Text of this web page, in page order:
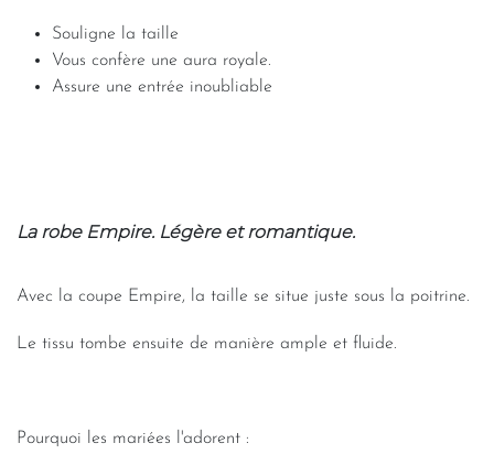
Souligne la taille
Vous confère une aura royale.
Assure une entrée inoubliable
La robe Empire. Légère et romantique.
Avec la coupe Empire, la taille se situe juste sous la poitrine.
Le tissu tombe ensuite de manière ample et fluide.
Pourquoi les mariées l'adorent :